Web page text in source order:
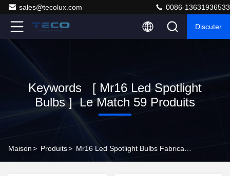
sales@tecolux.com 0086-13631936533
Discuter
Keywords [ Mr16 Led Spotlight
Bulbs ] Le Match 59 Produits
Maison> Produits>